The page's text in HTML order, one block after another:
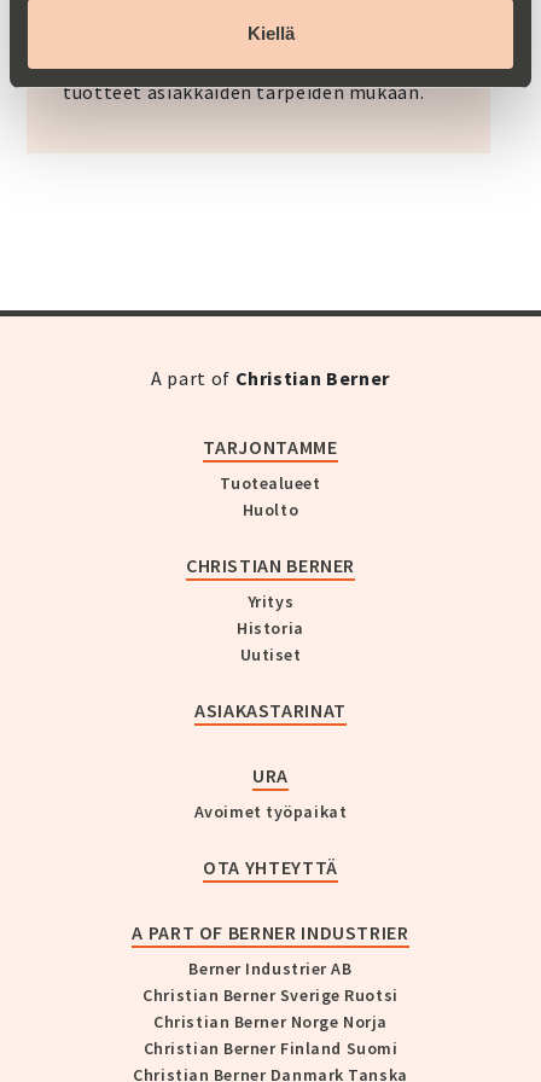
Kiellä
puhdistamisessa, erottamisessa sekä
tiivistämisessä. Pystymme räätälöimään
tuotteet asiakkaiden tarpeiden mukaan.
A part of Christian Berner
TARJONTAMME
Tuotealueet
Huolto
CHRISTIAN BERNER
Yritys
Historia
Uutiset
ASIAKASTARINAT
URA
Avoimet työpaikat
OTA YHTEYTTÄ
A PART OF BERNER INDUSTRIER
Berner Industrier AB
Christian Berner Sverige Ruotsi
Christian Berner Norge Norja
Christian Berner Finland Suomi
Christian Berner Danmark Tanska